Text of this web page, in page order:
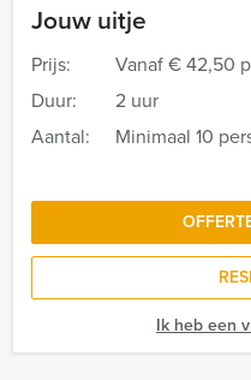
Jouw uitje
Prijs: Vanaf€ 42,50
Duur:
2 uur
Aantal:
Minimaal 10
Ik heb een